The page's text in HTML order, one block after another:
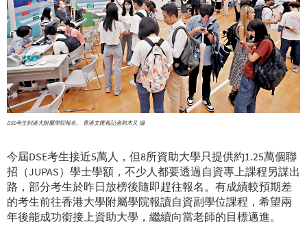
DSE考生到港大附屬學院報名。 香港文匯報記者郭木又 攝
今屆DSE考生接近5萬人，但8所資助大學只提供約1.25萬個聯
招（JUPAS）學士學額，不少人都要透過自資專上課程另謀出
路，部分考生於昨日放榜後隨即趕往報名。有成績較預期差
的考生前往香港大學附屬學院報讀自資副學位課程，希望兩
年後能成功銜接上資助大學，繼續向當老師的目標邁進。